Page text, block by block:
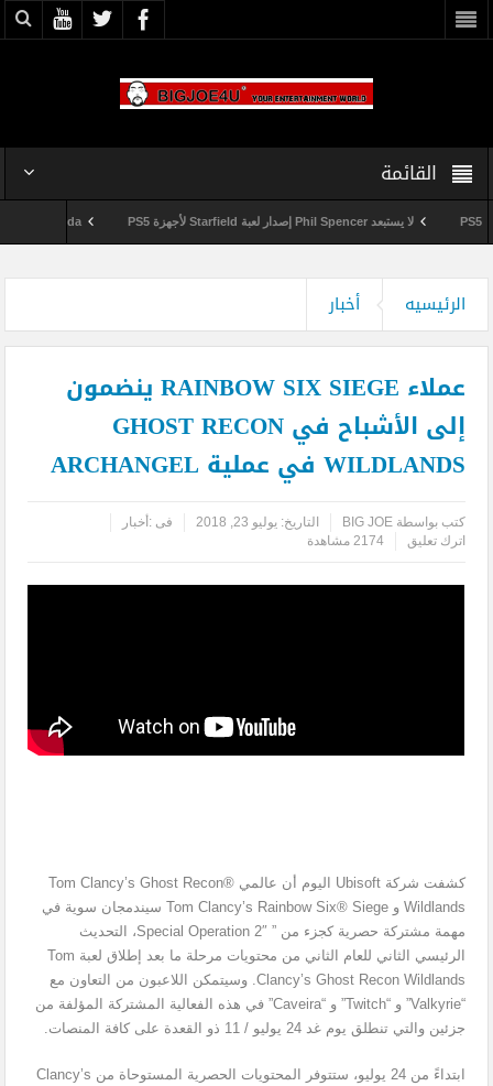
القائمة
لا يستبعد Phil Spencer إصدار لعبة Starfield لأجهزة PS5 Shuhei Yoshida سيتقاعد من شركة Sony في يناير المقبل
الرئيسيه أخبار
عملاء RAINBOW SIX SIEGE ينضمون
إلى الأشباح في GHOST RECON
WILDLANDS في عملية ARCHANGEL
كتب بواسطةBIG JOE التاريخ:يوليو 23, 2018 فى : أخبار
اترك تعليق
2174 مشاهدة
كشفت شركة Ubisoft اليوم أن عالمي Tom Clancy’s Ghost Recon®
Wildlands و Tom Clancy’s Rainbow Six® Siege سيندمجان سوية في
مهمة مشتركة حصرية كجزء من ” Special Operation 2″، التحديث
الرئيسي الثاني للعام الثاني من محتويات مرحلة ما بعد إطلاق لعبة Tom
Clancy’s Ghost Recon Wildlands. وسيتمكن اللاعبون من التعاون مع
“Valkyrie” و “Twitch” و “Caveira” في هذه الفعالية المشتركة المؤلفة من
جزئين والتي تنطلق يوم غد 24 يوليو / 11 ذو القعدة على كافة المنصات.
ابتداءً من 24 يوليو، ستتوفر المحتويات الحصرية المستوحاة من Clancy’s